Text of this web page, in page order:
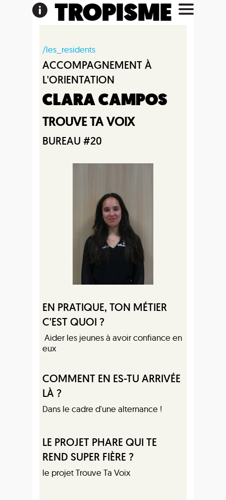
TROPISME
/les_residents
ACCOMPAGNEMENT À
L'ORIENTATION
CLARA CAMPOS
TROUVE TA VOIX
BUREAU #20
EN PRATIQUE, TON MÉTIER
C'EST QUOI ?
Aider les jeunes à avoir confiance en
eux
COMMENT EN ES-TU ARRIVÉE
LÀ ?
Dans le cadre d'une alternance !
LE PROJET PHARE QUI TE
REND SUPER FIÈRE ?
le projet Trouve Ta Voix